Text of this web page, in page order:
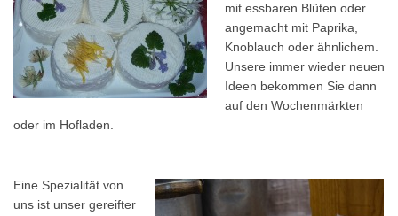
mit essbaren Blüten oder
angemacht mit Paprika,
Knoblauch oder ähnlichem.
Unsere immer wieder neuen
Ideen bekommen Sie dann
auf den Wochenmärkten
oder im Hofladen.
Eine Spezialität von
uns ist unser gereifter